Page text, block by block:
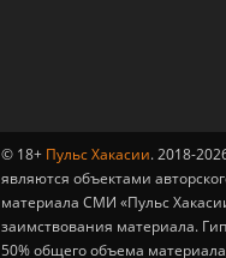
© 18+ Пульс Хакасии. 2018-
являются объектами
материала СМИ «Пульс
заимствования материала.
50% общего объема